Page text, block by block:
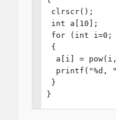
clrscr();
int a[10];
for (int i=0;
{
a[i] =
printf("%d,
}
}